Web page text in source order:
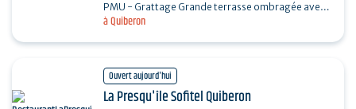
à Quiberon
PMU - Grattage Grande terrasse ombragée avec
petite vue mer, sur la place principale de…
Ouvert aujourd'hui
La Presqu'île Sofitel Quiberon